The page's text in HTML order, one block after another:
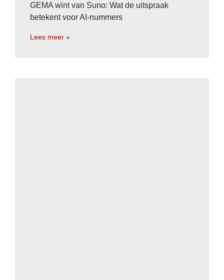
GEMA wint van Suno: Wat de uitspraak
betekent voor AI-nummers
Lees meer »